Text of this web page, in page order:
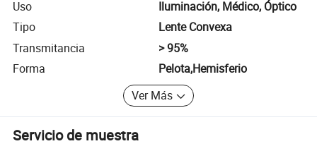
Uso
Iluminación, Médico, Óptico
Tipo
Lente Convexa
Transmitancia
> 95%
Forma
Pelota,Hemisferio
Ver Más
Servicio de muestra